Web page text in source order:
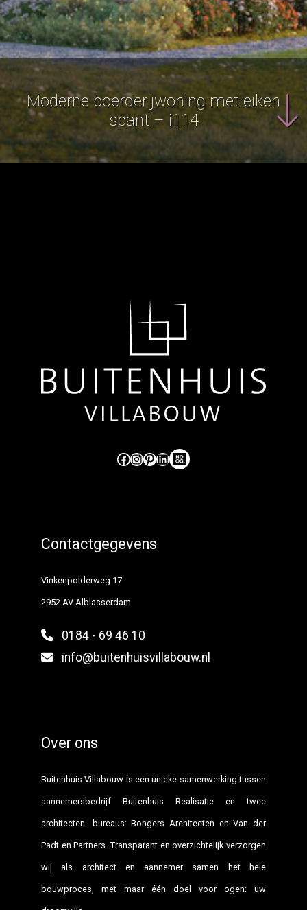
Moderne boerderijwoning met eiken
spant – i114
Like ons op Facebook (externe link) Volg ons op Instagram (externe link) Pinterest LinkedIn Hoog Design.
Contactgegevens
Vinkenpolderweg 17
2952 AV Alblasserdam
0184 - 69 46 10
info@buitenhuisvillabouw.nl
Over ons
Buitenhuis Villabouw is een unieke samenwerking tussen
aannemersbedrijf Buitenhuis Realisatie en twee
architecten- bureaus: Bongers Architecten en Van der
Padt en Partners. Transparant en overzichtelijk verzorgen
wij als architect en aannemer samen het hele
bouwproces, met maar één doel voor ogen: uw